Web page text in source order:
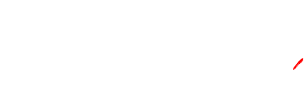
🖊️